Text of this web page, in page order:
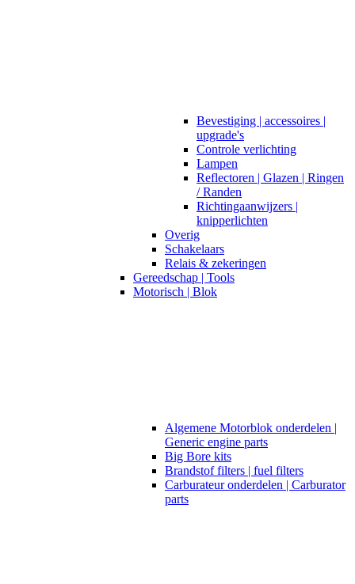
Bevestiging | accessoires |
upgrade's
Controle verlichting
Lampen
Reflectoren | Glazen | Ringen
/ Randen
Richtingaanwijzers |
knipperlichten
Overig
Schakelaars
Relais & zekeringen
Gereedschap | Tools
Motorisch | Blok
Algemene Motorblok onderdelen |
Generic engine parts
Big Bore kits
Brandstof filters | fuel filters
Carburateur onderdelen | Carburator
parts